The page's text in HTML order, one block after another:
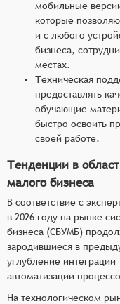
мобильные
которые
и с любого
бизнеса,
местах.
Техническая
предоставлять
обучающие
быстро освоить
своей работе.
Тенденции в
малого бизнеса
В соответствие с
в 2026 году на рынке
бизнеса (СБУМБ)
зародившиеся в
углубление
автоматизации
На технологическом